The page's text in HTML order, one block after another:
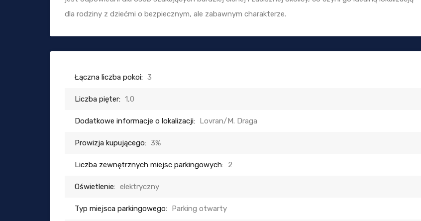
dla rodziny z dziećmi o bezpiecznym, ale zabawnym charakterze.
Łączna liczba pokoi: 3
Liczba pięter: 1,0
Dodatkowe informacje o lokalizacji: Lovran/M. Draga
Prowizja kupującego: 3%
Liczba zewnętrznych miejsc parkingowych: 2
Oświetlenie: elektryczny
Typ miejsca parkingowego: Parking otwarty